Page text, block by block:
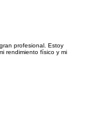
profesional. Estoy
rendimiento físico y mi